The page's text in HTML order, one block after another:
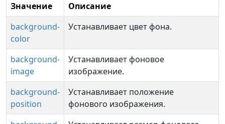
Значение
Описание
background-
color
Устанавливает цвет фона.
background-
image
Устанавливает фоновое
изображение.
background-
position
Устанавливает положение
фонового изображения.